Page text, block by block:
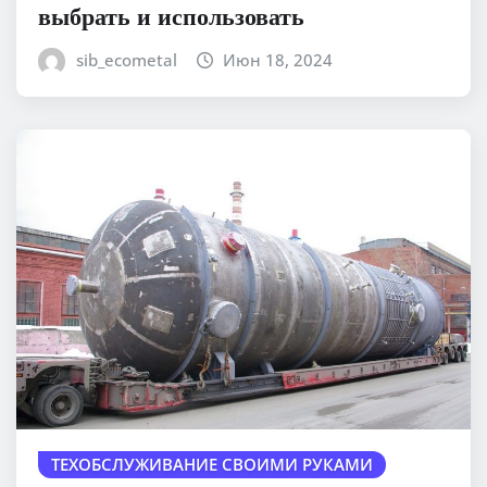
выбрать и использовать
sib_ecometal Июн 18, 2024
ТЕХОБСЛУЖИВАНИЕ СВОИМИ РУКАМИ